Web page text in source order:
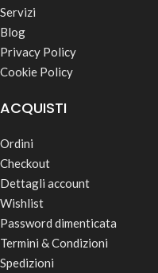
Servizi
Blog
Privacy Policy
Cookie Policy
ACQUISTI
Ordini
Checkout
Dettagli account
Wishlist
Password dimenticata
Termini & Condizioni
Spedizioni